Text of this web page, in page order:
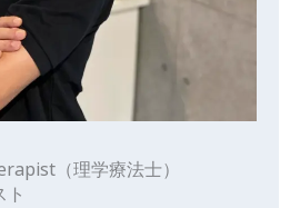
（理学療法士）